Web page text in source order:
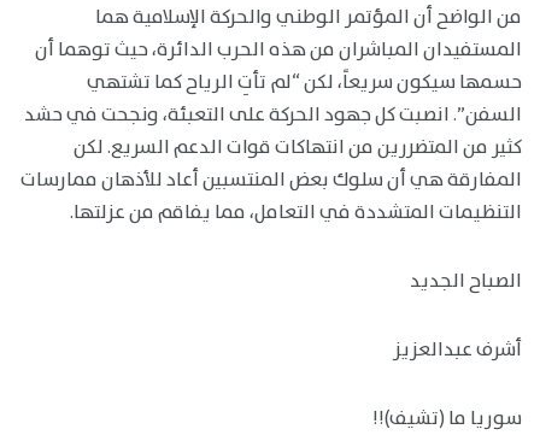
من الواضح أن المؤتمر الوطني والحركة الإسلامية هما
المستفيدان المباشران من هذه الحرب الدائرة، حيث توهما أن
حسمها سيكون سريعاً، لكن “لم تأتِ الرياح كما تشتهي
السفن”. انصبت كل جهود الحركة على التعبئة، ونجحت في حشد
كثير من المتضررين من انتهاكات قوات الدعم السريع. لكن
المفارقة هي أن سلوك بعض المنتسبين أعاد للأذهان ممارسات
التنظيمات المتشددة في التعامل، مما يفاقم من عزلتها.
الصباح الجديد
أشرف عبدالعزيز
سوريا ما (تشيف)!!